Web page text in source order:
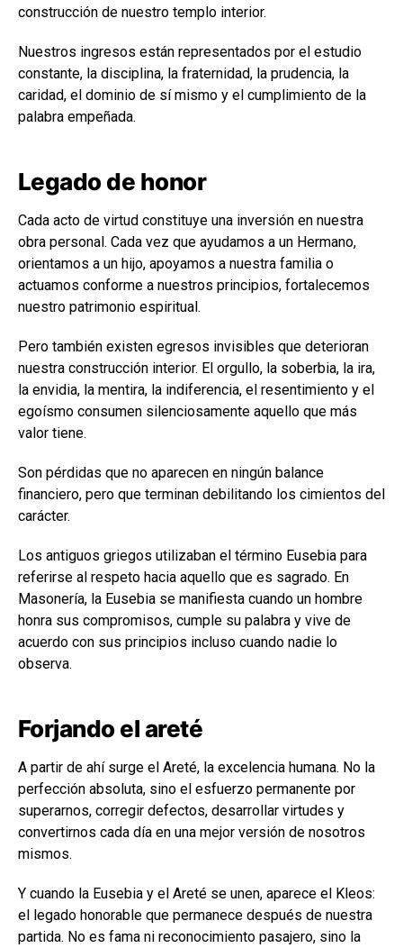
construcción de nuestro templo interior.
Nuestros ingresos están representados por el estudio
constante, la disciplina, la fraternidad, la prudencia, la
caridad, el dominio de sí mismo y el cumplimiento de la
palabra empeñada.
Legado de honor
Cada acto de virtud constituye una inversión en nuestra
obra personal. Cada vez que ayudamos a un Hermano,
orientamos a un hijo, apoyamos a nuestra familia o
actuamos conforme a nuestros principios, fortalecemos
nuestro patrimonio espiritual.
Pero también existen egresos invisibles que deterioran
nuestra construcción interior. El orgullo, la soberbia, la ira,
la envidia, la mentira, la indiferencia, el resentimiento y el
egoísmo consumen silenciosamente aquello que más
valor tiene.
Son pérdidas que no aparecen en ningún balance
financiero, pero que terminan debilitando los cimientos del
carácter.
Los antiguos griegos utilizaban el término Eusebia para
referirse al respeto hacia aquello que es sagrado. En
Masonería, la Eusebia se manifiesta cuando un hombre
honra sus compromisos, cumple su palabra y vive de
acuerdo con sus principios incluso cuando nadie lo
observa.
Forjando el areté
A partir de ahí surge el Areté, la excelencia humana. No la
perfección absoluta, sino el esfuerzo permanente por
superarnos, corregir defectos, desarrollar virtudes y
convertirnos cada día en una mejor versión de nosotros
mismos.
Y cuando la Eusebia y el Areté se unen, aparece el Kleos:
el legado honorable que permanece después de nuestra
partida. No es fama ni reconocimiento pasajero, sino la